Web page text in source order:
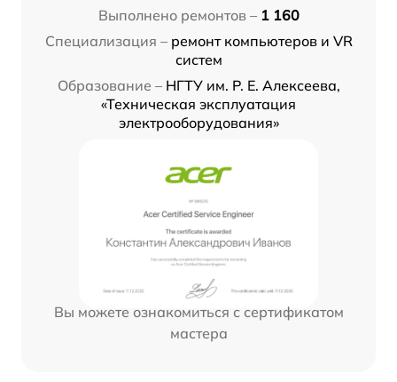
Выполнено ремонтов – 1 160
Специализация – ремонт компьютеров и VR
систем
Образование – НГТУ им. Р. Е. Алексеева,
«Техническая эксплуатация
электрооборудования»
Вы можете ознакомиться с сертификатом
мастера